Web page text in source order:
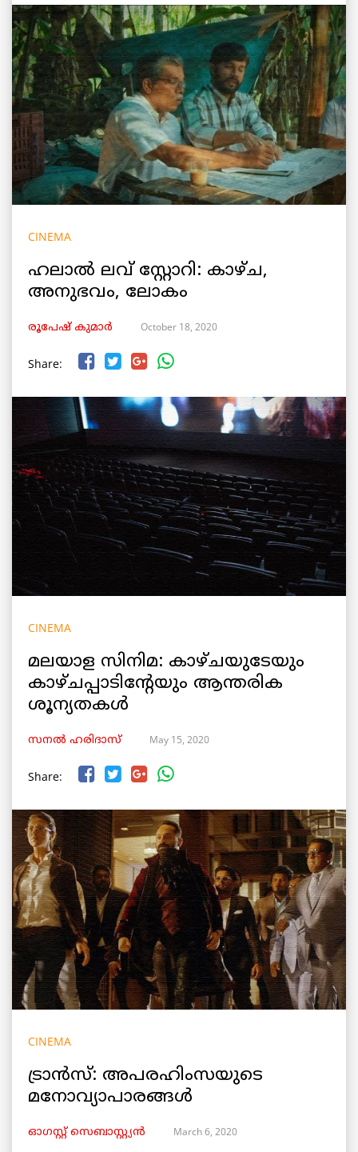
CINEMA
ഹലാൽ ലവ് സ്റ്റോറി: കാഴ്ച,
അനുഭവം, ലോകം
രൂപേഷ്‌ കുമാര്‍ October 18, 2020
Share:
CINEMA
മലയാള സിനിമ: കാഴ്ചയുടേയും
കാഴ്ചപ്പാടിന്റേയും ആന്തരിക
ശൂന്യതകൾ
സനൽ ഹരിദാസ് May 15, 2020
Share:
CINEMA
ട്രാൻസ്: അപരഹിംസയുടെ
മനോവ്യാപാരങ്ങൾ
ഓഗസ്റ്റ് സെബാസ്റ്റ്യൻ March 6, 2020